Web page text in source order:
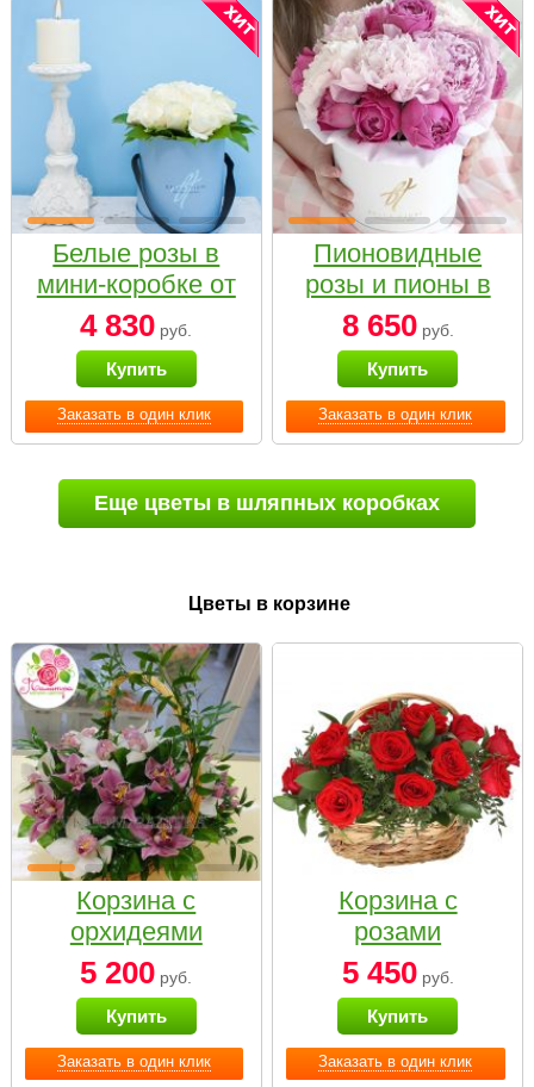
Заказать в один клик
Белые розы в
мини-коробке от
Bella Fiori
4 830 руб.
Купить
Заказать в один клик
Пионовидные
розы и пионы в
белой коробке
Small
8 650руб.
Купить
Еще цветы в шляпных коробках
Цветы в корзине
Заказать в один клик
Корзина с
орхидеями
малая
5 200 руб.
Купить
Заказать в один клик
Корзина с
розами
«Красный
Париж»
5 450руб.
Купить